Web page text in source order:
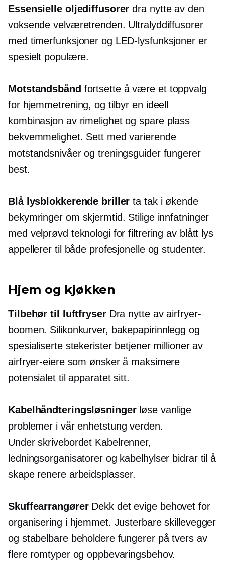
Essensielle oljediffusorer dra nytte av den
voksende velværetrenden. Ultralyddiffusorer
med timerfunksjoner og LED-lysfunksjoner er
spesielt populære.
Motstandsbånd fortsette å være et toppvalg
for hjemmetrening, og tilbyr en ideell
kombinasjon av rimelighet ogspare plass
bekvemmelighet. Sett med varierende
motstandsnivåer og treningsguider fungerer
best.
Blå lysblokkerende briller ta tak i økende
bekymringer om skjermtid. Stilige innfatninger
med velprøvd teknologi for filtrering av blått lys
appellerer til både profesjonelle og studenter.
Hjem og kjøkken
Tilbehør til luftfryserDra nytte av airfryer-
boomen. Silikonkurver, bakepapirinnlegg og
spesialiserte stekerister betjener millioner av
airfryer-eiere som ønsker å maksimere
potensialet til apparatet sitt.
Kabelhåndteringsløsningerløse vanlige
problemer i vårenhetstung verden.
Under skrivebordet Kabelrenner,
ledningsorganisatorer og kabelhylser bidrar til å
skape renere arbeidsplasser.
SkuffearrangørerDekk det evige behovet for
organisering i hjemmet. Justerbare skillevegger
og stabelbare beholdere fungerer på tvers av
flere romtyper og oppbevaringsbehov.